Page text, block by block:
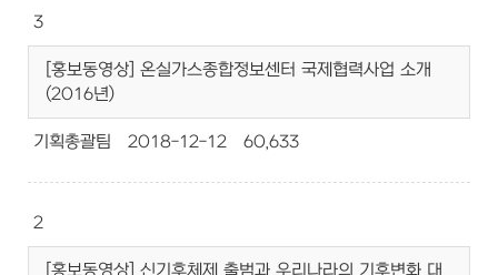
3
[홍보동영상] 온실가스종합정보센터 국제협력사업 소개
(2016년)
기획총괄팀 2018-12-12 60,633
2
[홍보동영상] 신기후체제 출범과 우리나라의 기후변화 대